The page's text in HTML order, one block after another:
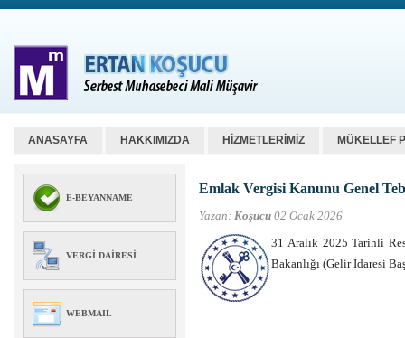
ANASAYFA HAKKIMIZDA HİZMETLERİMİZ MÜKELLEF
E-BEYANNAME
VERGI DAIRESI
WEBMAIL
Emlak Vergisi Kanunu Genel
Yazan: Koşucu 02 Ocak 2026
31 Aralık 2025 Tarihli
Bakanlığı (Gelir İdaresi